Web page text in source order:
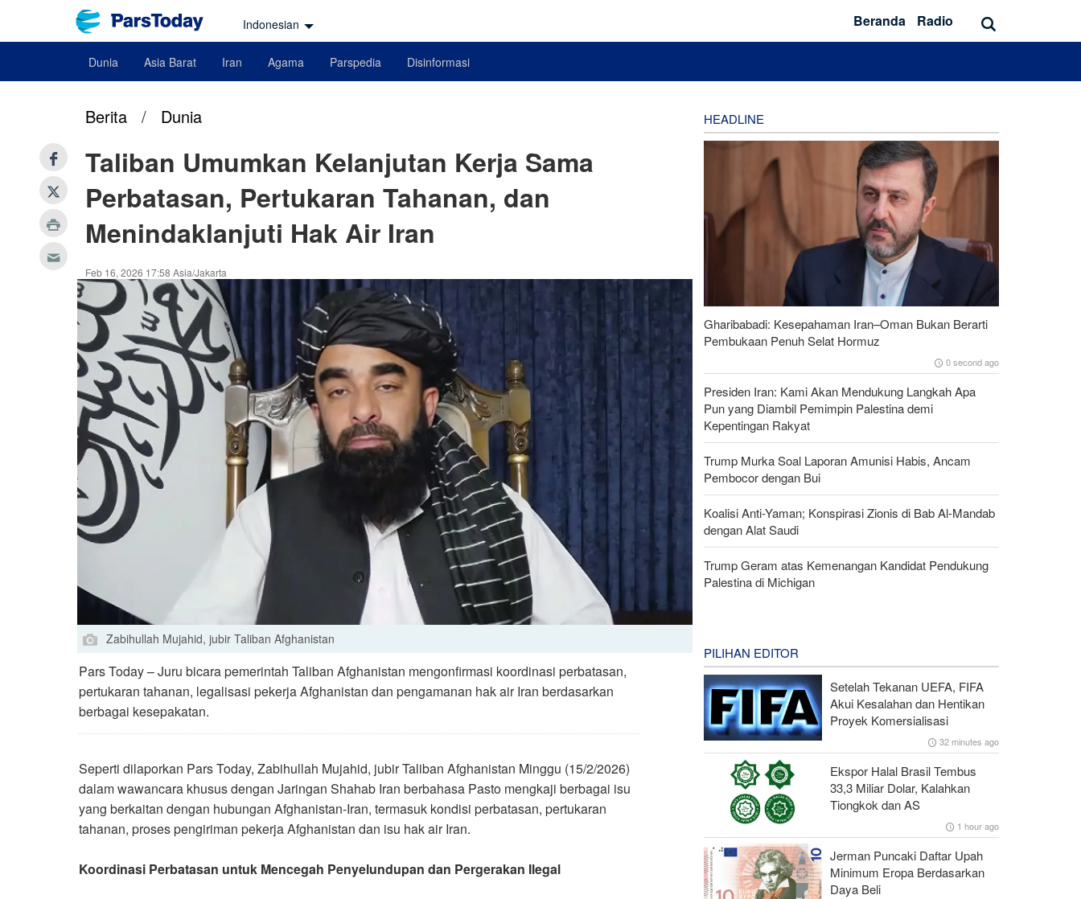
Indonesian Beranda Radio
Dunia Asia Barat Iran Agama Parspedia Disinformasi
Berita / Dunia
Taliban Umumkan Kelanjutan Kerja Sama
Perbatasan, Pertukaran Tahanan, dan
Menindaklanjuti Hak Air Iran
Feb 16, 2026 17:58 Asia/Jakarta
Zabihullah Mujahid, jubir Taliban Afghanistan
Pars Today – Juru bicara pemerintah Taliban Afghanistan mengonfirmasi koordinasi perbatasan,
pertukaran tahanan, legalisasi pekerja Afghanistan dan pengamanan hak air Iran berdasarkan
berbagai kesepakatan.
Seperti dilaporkan Pars Today, Zabihullah Mujahid, jubir Taliban Afghanistan Minggu (15/2/2026)
dalam wawancara khusus dengan Jaringan Shahab Iran berbahasa Pasto mengkaji berbagai isu
yang berkaitan dengan hubungan Afghanistan-Iran, termasuk kondisi perbatasan, pertukaran
tahanan, proses pengiriman pekerja Afghanistan dan isu hak air Iran.
Koordinasi Perbatasan untuk Mencegah Penyelundupan dan Pergerakan Ilegal
HEADLINE
Gharibabadi: Kesepahaman Iran–Oman Bukan Berarti
Pembukaan Penuh Selat Hormuz
0 second ago
Presiden Iran: Kami Akan Mendukung Langkah Apa
Pun yang Diambil Pemimpin Palestina demi
Kepentingan Rakyat
Trump Murka Soal Laporan Amunisi Habis, Ancam
Pembocor dengan Bui
Koalisi Anti-Yaman; Konspirasi Zionis di Bab Al-Mandab
dengan Alat Saudi
Trump Geram atas Kemenangan Kandidat Pendukung
Palestina di Michigan
PILIHAN EDITOR
Setelah Tekanan UEFA, FIFA
Akui Kesalahan dan Hentikan
Proyek Komersialisasi
32 minutes ago
Ekspor Halal Brasil Tembus
33,3 Miliar Dolar, Kalahkan
Tiongkok dan AS
1 hour ago
Jerman Puncaki Daftar Upah
Minimum Eropa Berdasarkan
Daya Beli